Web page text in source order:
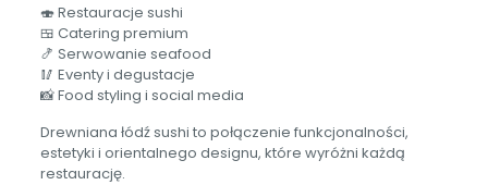
🍣 Restauracje sushi
🍱 Catering premium
🍤 Serwowanie seafood
🥢 Eventy i degustacje
📸 Food styling i social media
Drewniana łódź sushi to połączenie funkcjonalności,
estetyki i orientalnego designu, które wyróżni każdą
restaurację.